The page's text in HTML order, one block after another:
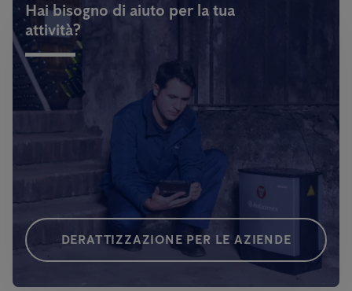
Hai bisogno di aiuto per la tua
attività?
DERATTIZZAZIONE PER LE AZIENDE